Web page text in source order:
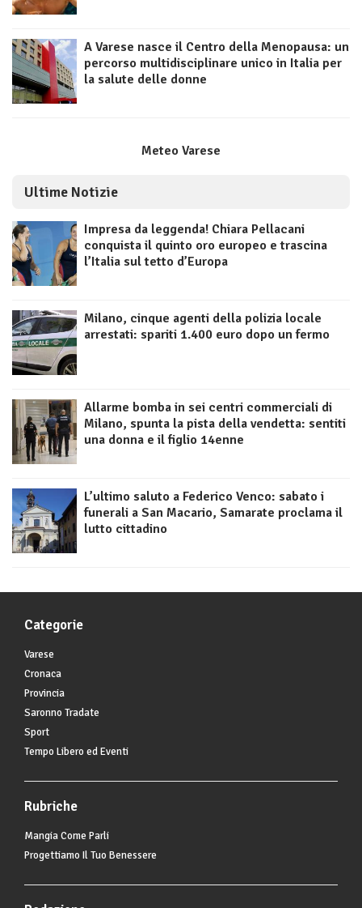
A Varese nasce il Centro della Menopausa: un
percorso multidisciplinare unico in Italia per
la salute delle donne
Meteo Varese
Ultime Notizie
Impresa da leggenda! Chiara Pellacani
conquista il quinto oro europeo e trascina
l’Italia sul tetto d’Europa
Milano, cinque agenti della polizia locale
arrestati: spariti 1.400 euro dopo un fermo
Allarme bomba in sei centri commerciali di
Milano, spunta la pista della vendetta: sentiti
una donna e il figlio 14enne
L’ultimo saluto a Federico Venco: sabato i
funerali a San Macario, Samarate proclama il
lutto cittadino
Categorie
Varese
Cronaca
Provincia
Saronno Tradate
Sport
Tempo Libero ed Eventi
Rubriche
Mangia Come Parli
Progettiamo Il Tuo Benessere